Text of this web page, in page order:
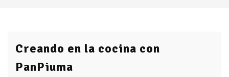
Creando en la cocina con
PanPiuma